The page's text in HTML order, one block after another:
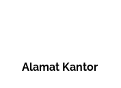
Alamat Kantor